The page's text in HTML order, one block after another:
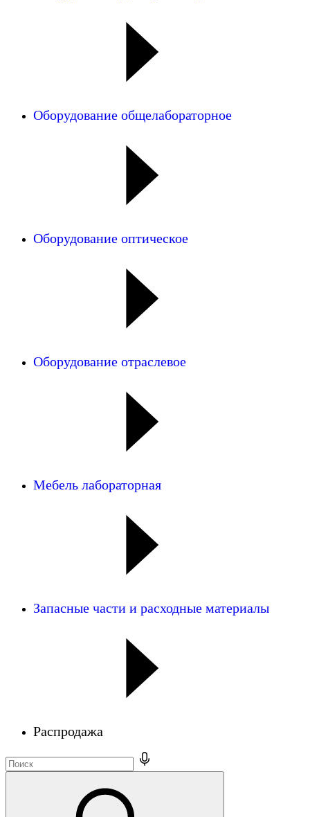
Оборудование общелабораторное
Оборудование оптическое
Оборудование отраслевое
Мебель лабораторная
Запасные части и расходные материалы
Распродажа